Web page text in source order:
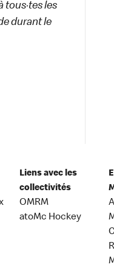
tous·tes les
durant le
Liens avec les
collectivités
OMRM
atoMc Hockey